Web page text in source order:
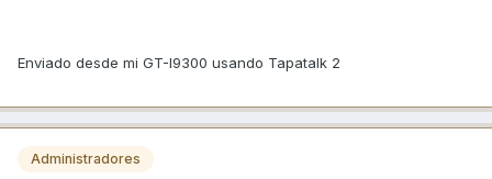
Enviado desde mi GT-I9300 usando Tapatalk 2
Administradores